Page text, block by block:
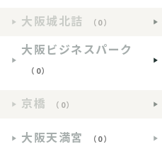
大阪城北詰
（0）
大阪ビジネスパーク
（0）
京橋 （0）
大阪天満宮 （0）